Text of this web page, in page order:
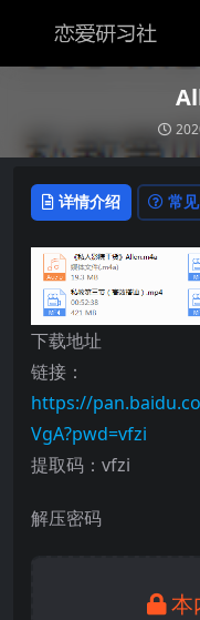
详情介绍 常
下载地址
链接：
https://
VgA?pwd=vfzi
提取码：vfzi
解压密码
本